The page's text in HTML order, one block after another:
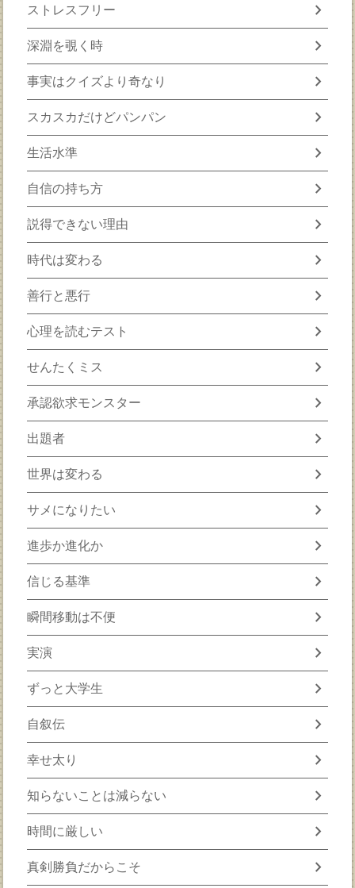
ストレスフリー chevron_right
深淵を覗く時 chevron_right
事実はクイズより奇なり chevron_right
スカスカだけどパンパン chevron_right
生活水準 chevron_right
自信の持ち方 chevron_right
説得できない理由 chevron_right
時代は変わる chevron_right
善行と悪行 chevron_right
心理を読むテスト chevron_right
せんたくミス chevron_right
承認欲求モンスター chevron_right
出題者 chevron_right
世界は変わる chevron_right
サメになりたい chevron_right
進歩か進化か chevron_right
信じる基準 chevron_right
瞬間移動は不便 chevron_right
実演 chevron_right
ずっと大学生 chevron_right
自叙伝 chevron_right
幸せ太り chevron_right
知らないことは減らない chevron_right
時間に厳しい chevron_right
真剣勝負だからこそ chevron_right